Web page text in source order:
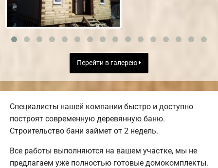
Перейти в галерею
Специалисты нашей компании быстро и доступно
построят современную деревянную баню.
Строительство бани займет от 2 недель.
Все работы выполняются на вашем участке, мы не
предлагаем уже полностью готовые домокомплекты.